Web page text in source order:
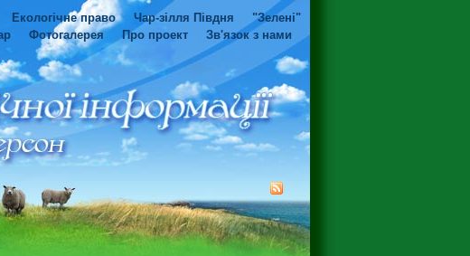
Екологічне право Чар-зілля Півдня
"Зелені"
Фотогалерея Про проект Зв'язок з нами